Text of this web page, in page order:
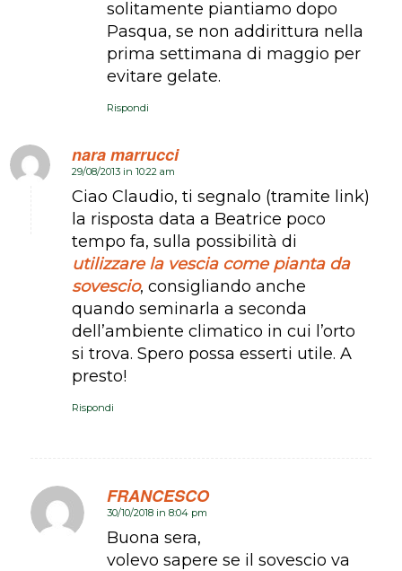
solitamente piantiamo dopo
Pasqua, se non addirittura nella
prima settimana di maggio per
evitare gelate.
Rispondi
nara marrucci
dice:
29/08/2013 in 10:22 am
Ciao Claudio, ti segnalo (tramite link)
la risposta data a Beatrice poco
tempo fa, sulla possibilità di
utilizzare la vescia come pianta da
sovescio, consigliando anche
quando seminarla a seconda
dell’ambiente climatico in cui l’orto
si trova. Spero possa esserti utile. A
presto!
Rispondi
FRANCESCO
dice:
30/10/2018 in 8:04 pm
Buona sera,
volevo sapere se il sovescio va